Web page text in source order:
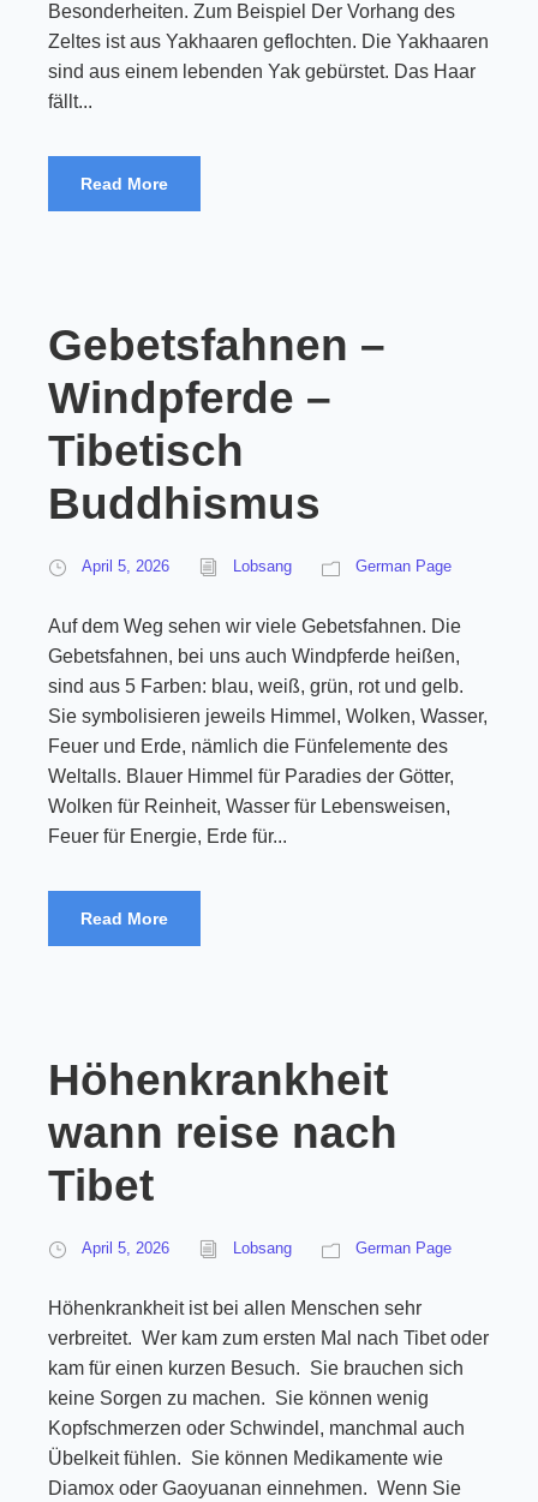
Besonderheiten. Zum Beispiel Der Vorhang des
Zeltes ist aus Yakhaaren geflochten. Die Yakhaaren
sind aus einem lebenden Yak gebürstet. Das Haar
fällt...
Read More
Gebetsfahnen –
Windpferde –
Tibetisch
Buddhismus
April 5, 2026 Lobsang German Page
Auf dem Weg sehen wir viele Gebetsfahnen. Die
Gebetsfahnen, bei uns auch Windpferde heißen,
sind aus 5 Farben: blau, weiß, grün, rot und gelb.
Sie symbolisieren jeweils Himmel, Wolken, Wasser,
Feuer und Erde, nämlich die Fünfelemente des
Weltalls. Blauer Himmel für Paradies der Götter,
Wolken für Reinheit, Wasser für Lebensweisen,
Feuer für Energie, Erde für...
Read More
Höhenkrankheit
wann reise nach
Tibet
April 5, 2026 Lobsang German Page
Höhenkrankheit ist bei allen Menschen sehr
verbreitet. Wer kam zum ersten Mal nach Tibet oder
kam für einen kurzen Besuch. Sie brauchen sich
keine Sorgen zu machen. Sie können wenig
Kopfschmerzen oder Schwindel, manchmal auch
Übelkeit fühlen. Sie können Medikamente wie
Diamox oder Gaoyuanan einnehmen. Wenn Sie